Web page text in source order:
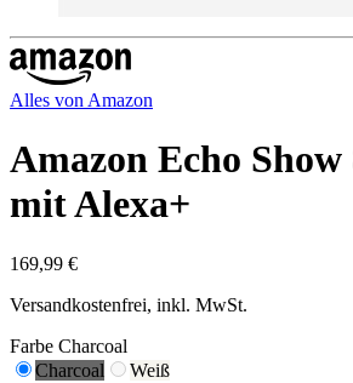
Alles von Amazon
Amazon Echo Show
mit Alexa+
169,99 €
Versandkostenfrei, inkl. MwSt.
Farbe Charcoal
Charcoal
Weiß